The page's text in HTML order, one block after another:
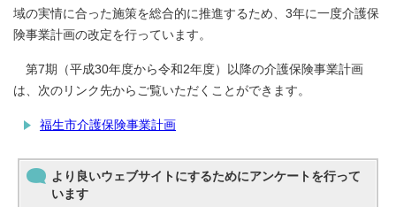
域の実情に合った施策を総合的に推進するため、3年に一度介護保
険事業計画の改定を行っています。
第7期（平成30年度から令和2年度）以降の介護保険事業計画
は、次のリンク先からご覧いただくことができます。
福生市介護保険事業計画
より良いウェブサイトにするためにアンケートを行って
います